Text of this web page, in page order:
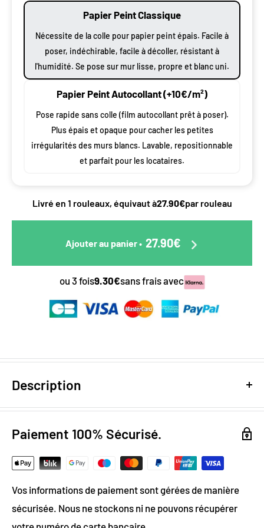
Papier Peint Classique
Nécessite de la colle pour papier peint épais. Facile à
poser, indéchirable, facile à décoller, résistant à
l'humidité. Se pose sur mur lisse, propre et blanc uni.
Papier Peint Autocollant (+10€/m²)
Pose rapide sans colle (film autocollant prêt à poser).
Plus épais et opaque pour cacher les petites
irrégularités des murs blancs. Lavable, repositionnable
et parfait pour les locataires.
Livré en 1 rouleaux, équivaut à27.90€par rouleau
Ajouter au panier• 27.90€
ou 3 fois9.30€sans frais avec
Description
Papier Peint Panoramique Montagne
Noir Et Blanc
Le papier peint panoramique montagne noir et blanc est
une excellente façon d'ajouter une touche de style et de
sophistication à votre intérieur. Avec ses couleurs
contrastées, ce papier peint offre une ambiance
Paiement 100% Sécurisé.
Vos informations de paiement sont gérées de manière
sécurisée. Nous ne stockons ni ne pouvons récupérer